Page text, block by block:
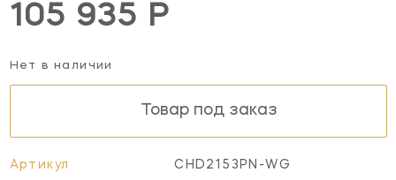
105 935 Р
Нет в наличии
Товар под заказ
Артикул CHD2153PN-WG